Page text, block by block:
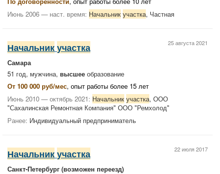
Июнь 2006 — наст. время: Начальник участка, Частная
25 августа 2021
Начальник участка
Самара
51 год, мужчина, высшее образование
От 100 000 руб/мес, опыт работы более 15 лет
Июнь 2010 — октябрь 2021: Начальник участка, ООО
"Сахалинская Ремонтная Компания" ООО "Ремхолод"
Ранее: Индивидуальный предприниматель
22 июля 2017
Начальник участка
Санкт-Петербург (возможен переезд)